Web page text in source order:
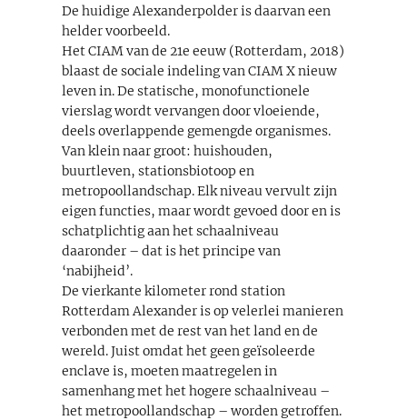
De huidige Alexanderpolder is daarvan een
helder voorbeeld.
Het CIAM van de 21e eeuw (Rotterdam, 2018)
blaast de sociale indeling van CIAM X nieuw
leven in. De statische, monofunctionele
vierslag wordt vervangen door vloeiende,
deels overlappende gemengde organismes.
Van klein naar groot: huishouden,
buurtleven, stationsbiotoop en
metropoollandschap. Elk niveau vervult zijn
eigen functies, maar wordt gevoed door en is
schatplichtig aan het schaalniveau
daaronder – dat is het principe van
‘nabijheid’.
De vierkante kilometer rond station
Rotterdam Alexander is op velerlei manieren
verbonden met de rest van het land en de
wereld. Juist omdat het geen geïsoleerde
enclave is, moeten maatregelen in
samenhang met het hogere schaalniveau –
het metropoollandschap – worden getroffen.